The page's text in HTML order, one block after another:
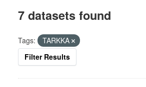
7 datasets found
Tags:
TARKKA
Filter Results